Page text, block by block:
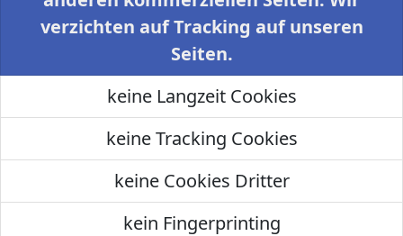
verzichten auf Tracking auf unseren
Seiten.
keine Langzeit Cookies
keine Tracking Cookies
keine Cookies Dritter
kein Fingerprinting